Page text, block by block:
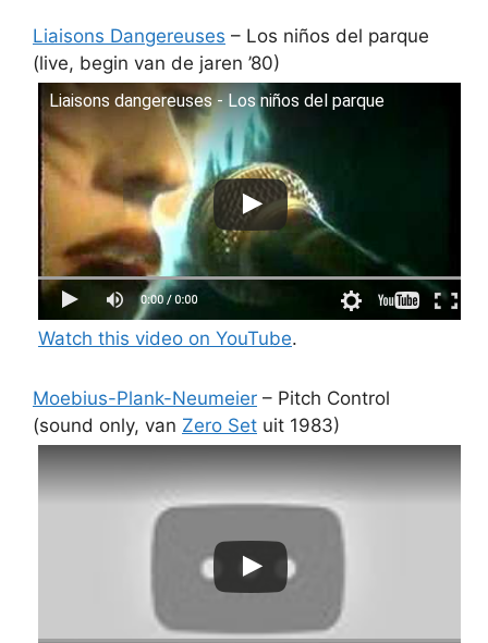
Liaisons Dangereuses – Los niños del parque
(live, begin van de jaren ’80)
Liaisons dangereuses - Los niños del parque
Watch this video on YouTube.
Moebius-Plank-Neumeier – Pitch Control
(sound only, van Zero Set uit 1983)